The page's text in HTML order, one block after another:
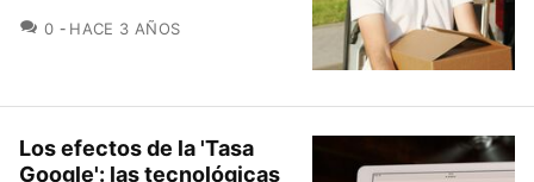
0 COMENTARIOS
HACE 3 AÑOS
Los efectos de la 'Tasa
Google': las tecnológicas